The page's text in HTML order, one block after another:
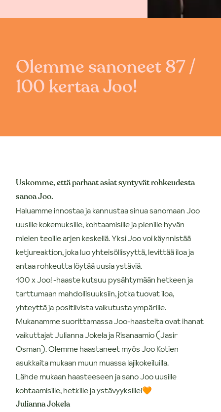
Olemme sanoneet 87 /
100 kertaa Joo!
Uskomme, että parhaat asiat syntyvät rohkeudesta
sanoa Joo.
Haluamme innostaa ja kannustaa sinua sanomaan Joo
uusille kokemuksille, kohtaamisille ja pienille hyvän
mielen teoille arjen keskellä. Yksi Joo voi käynnistää
ketjureaktion, joka luo yhteisöllisyyttä, levittää iloa ja
antaa rohkeutta löytää uusia ystäviä.
100 x Joo! -haaste kutsuu pysähtymään hetkeen ja
tarttumaan mahdollisuuksiin, jotka tuovat iloa,
yhteyttä ja positiivista vaikutusta ympärille.
Mukanamme suorittamassa Joo-haasteita ovat ihanat
vaikuttajat Julianna Jokela ja Risanaamio (Jasir
Osman). Olemme haastaneet myös Joo Kotien
asukkaita mukaan muun muassa lajikokeiluilla.
Lähde mukaan haasteeseen ja sano Joo uusille
kohtaamisille, hetkille ja ystävyyksille!🧡
Julianna Jokela